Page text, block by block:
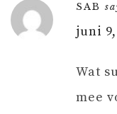
SAB
juni 9,
Wat
mee